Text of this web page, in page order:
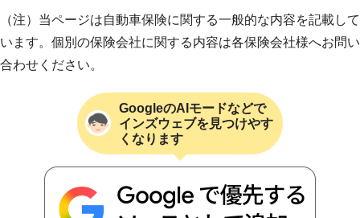
（注）当ページは自動車保険に関する一般的な内容を記載して
います。個別の保険会社に関する内容は各保険会社様へお問い
合わせください。
GoogleのAIモードなどで
インズウェブを見つけやす
くなります